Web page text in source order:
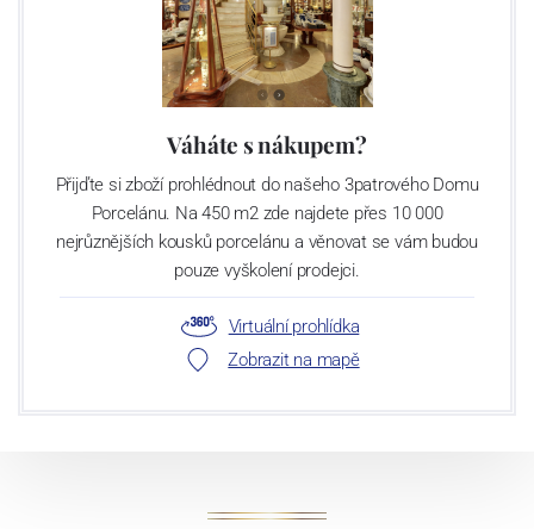
Váháte s nákupem?
Přijďte si zboží prohlédnout do našeho 3patrového Domu
Porcelánu. Na 450 m2 zde najdete přes 10 000
nejrůznějších kousků porcelánu a věnovat se vám budou
pouze vyškolení prodejci.
Virtuální prohlídka
Zobrazit na mapě